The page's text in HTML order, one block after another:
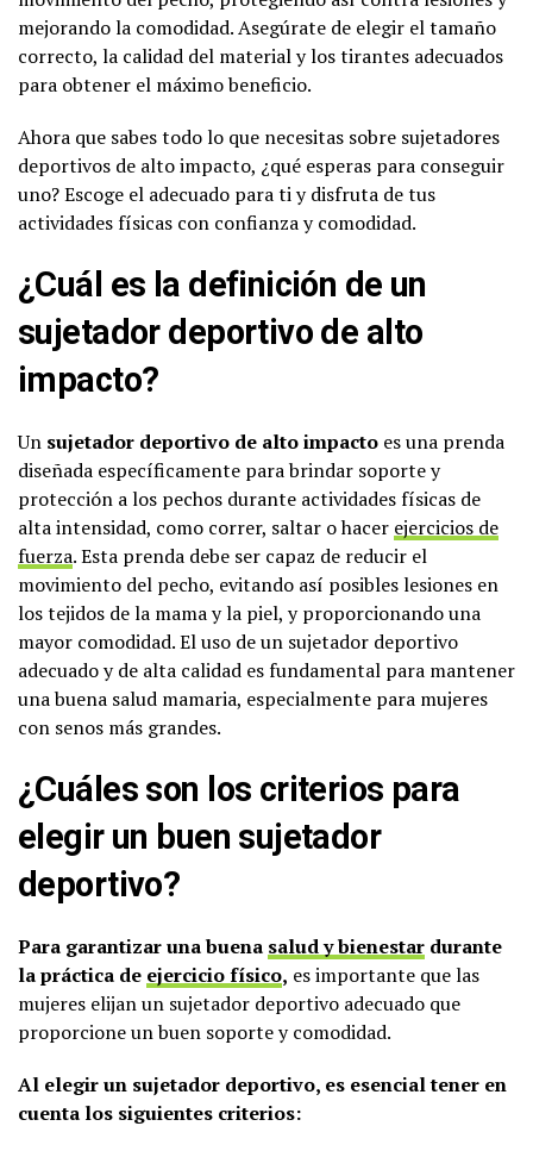
mejorando la comodidad. Asegúrate de elegir el tamaño
correcto, la calidad del material y los tirantes adecuados
para obtener el máximo beneficio.
Ahora que sabes todo lo que necesitas sobre sujetadores
deportivos de alto impacto, ¿qué esperas para conseguir
uno? Escoge el adecuado para ti y disfruta de tus
actividades físicas con confianza y comodidad.
¿Cuál es la definición de un
sujetador deportivo de alto
impacto?
Un sujetador deportivo de alto impacto es una prenda
diseñada específicamente para brindar soporte y
protección a los pechos durante actividades físicas de
alta intensidad, como correr, saltar o hacer ejercicios de
fuerza. Esta prenda debe ser capaz de reducir el
movimiento del pecho, evitando así posibles lesiones en
los tejidos de la mama y la piel, y proporcionando una
mayor comodidad. El uso de un sujetador deportivo
adecuado y de alta calidad es fundamental para mantener
una buena salud mamaria, especialmente para mujeres
con senos más grandes.
¿Cuáles son los criterios para
elegir un buen sujetador
deportivo?
Para garantizar una buena salud y bienestar durante
la práctica de ejercicio físico, es importante que las
mujeres elijan un sujetador deportivo adecuado que
proporcione un buen soporte y comodidad.
Al elegir un sujetador deportivo, es esencial tener en
cuenta los siguientes criterios: